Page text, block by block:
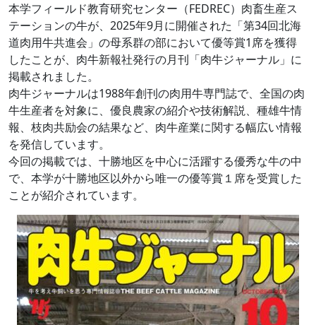
本学フィールド教育研究センター（FEDREC）肉畜生産ス
テーションの牛が、2025年9月に開催された「第34回北海
道肉用牛共進会」の母系群の部において優等賞1席を獲得
したことが、肉牛新報社発行の月刊「肉牛ジャーナル」に
掲載されました。
肉牛ジャーナルは1988年創刊の肉用牛専門誌で、全国の肉
牛生産者を対象に、優良農家の紹介や技術解説、種雄牛情
報、枝肉共励会の結果など、肉牛産業に関する幅広い情報
を発信しています。
今回の掲載では、十勝地区を中心に活躍する優秀な牛の中
で、本学が十勝地区以外から唯一の優等賞１席を受賞した
ことが紹介されています。